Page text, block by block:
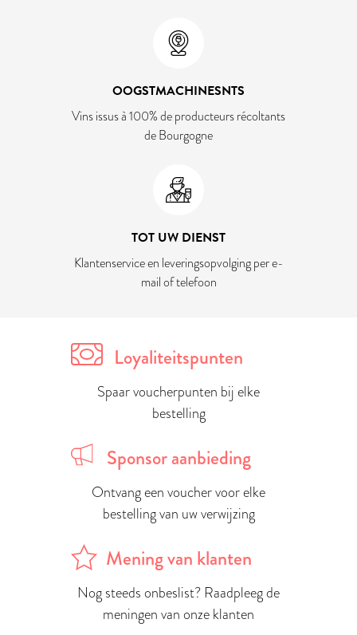
OOGSTMACHINESNTS
Vins issus à 100% de producteurs récoltants
de Bourgogne
TOT UW DIENST
Klantenservice en leveringsopvolging per e-
mail of telefoon
Loyaliteitspunten
Spaar voucherpunten bij elke
bestelling
Sponsor aanbieding
Ontvang een voucher voor elke
bestelling van uw verwijzing
Mening van klanten
Nog steeds onbeslist? Raadpleeg de
meningen van onze klanten